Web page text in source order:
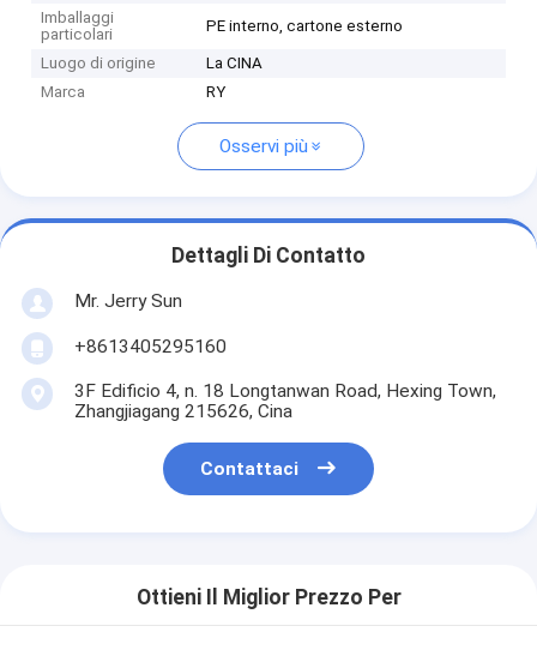
Imballaggi
particolari
PE interno, cartone esterno
Luogo di origine
La CINA
Marca
RY
Osservi più
Dettagli Di Contatto
Mr. Jerry Sun
+8613405295160
3F Edificio 4, n. 18 Longtanwan Road, Hexing Town,
Zhangjiagang 215626, Cina
Contattaci
Ottieni Il Miglior Prezzo Per